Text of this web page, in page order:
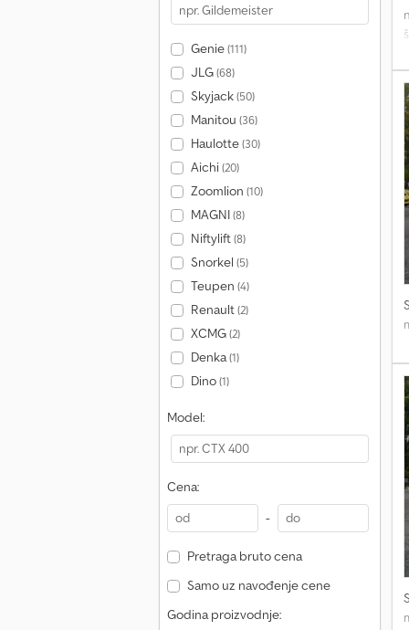
Genie(111)
JLG(68)
Skyjack(50)
Manitou (36)
Haulotte(30)
Aichi(20)
Zoomlion (10)
MAGNI(8)
Niftylift(8)
Snorkel (5)
Teupen (4)
Renault(2)
XCMG(2)
Denka(1)
Dino(1)
Model:
Cena:
-
Pretraga bruto cena
Samo uz navođenje cene
Godina proizvodnje: